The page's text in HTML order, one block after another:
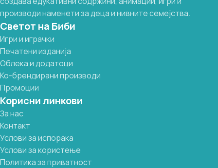
производи наменети за деца и нивните семејства.
Светот на Биби
Игри и играчки
Печатени изданија
Облека и додатоци
Ко-брендирани производи
Промоции
Корисни линкови
За нас
Контакт
Услови за испорака
Услови за користење
Политика за приватност